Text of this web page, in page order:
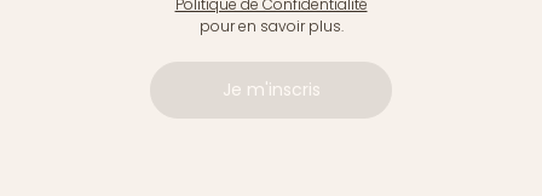
pour en savoir plus.
Je m'inscris